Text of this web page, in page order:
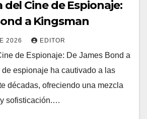
del Cine de Espionaje:
a Kingsman
2026 EDITOR
de Espionaje: De James Bond a
espionaje ha cautivado a las
décadas, ofreciendo una mezcla
sofisticación.…